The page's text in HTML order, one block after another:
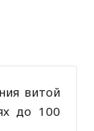
витой
до 100